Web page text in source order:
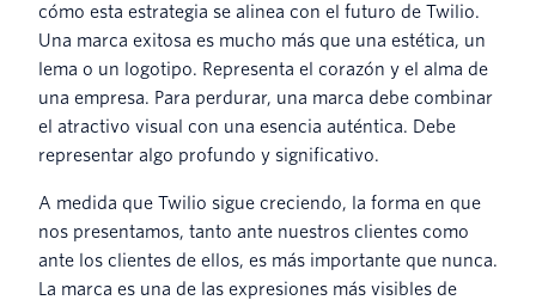
cómo esta estrategia se alinea con el futuro de Twilio.
Una marca exitosa es mucho más que una estética, un
lema o un logotipo. Representa el corazón y el alma de
una empresa. Para perdurar, una marca debe combinar
el atractivo visual con una esencia auténtica. Debe
representar algo profundo y significativo.
A medida que Twilio sigue creciendo, la forma en que
nos presentamos, tanto ante nuestros clientes como
ante los clientes de ellos, es más importante que nunca.
La marca es una de las expresiones más visibles de